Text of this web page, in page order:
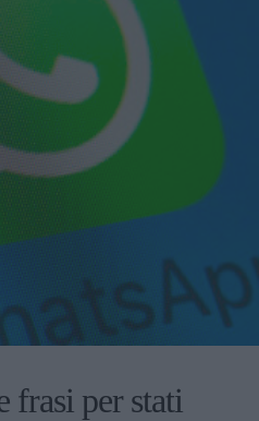
frasi per stati